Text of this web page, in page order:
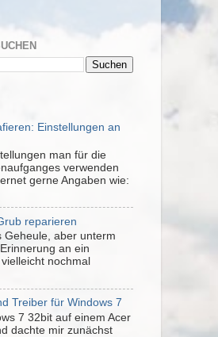
Einstellungen an
man für die
verwenden
gerne Angaben wie:
reparieren
Geheule, aber unterm
an ein
nochmal
Treiber für Windows 7
7 32bit auf einem Acer
dachte mir zunächst